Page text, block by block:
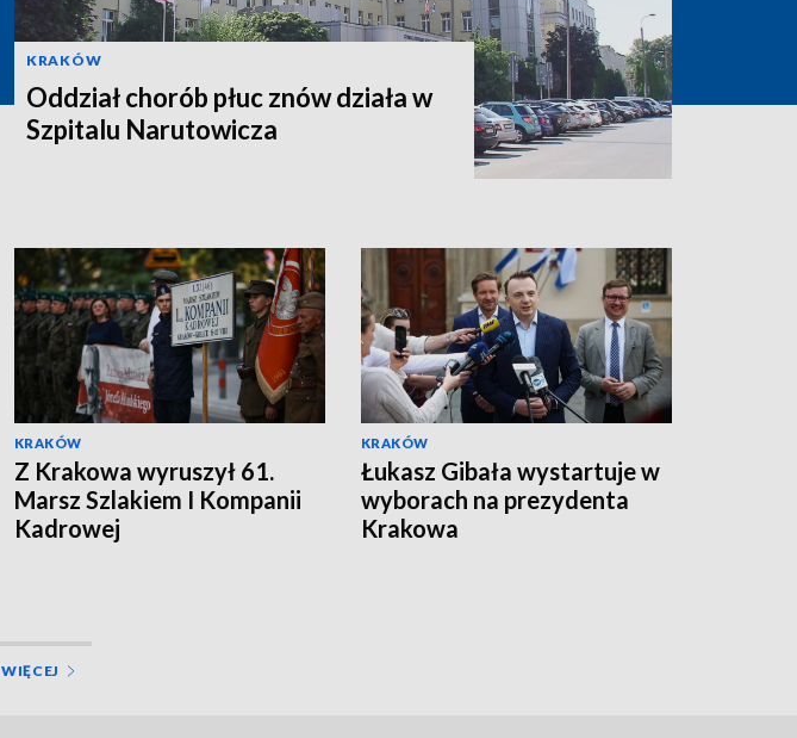
KRAKÓW
Oddział chorób płuc znów działa w
Szpitalu Narutowicza
KRAKÓW
Z Krakowa wyruszył 61.
Marsz Szlakiem I Kompanii
Kadrowej
KRAKÓW
Łukasz Gibała wystartuje w
wyborach na prezydenta
Krakowa